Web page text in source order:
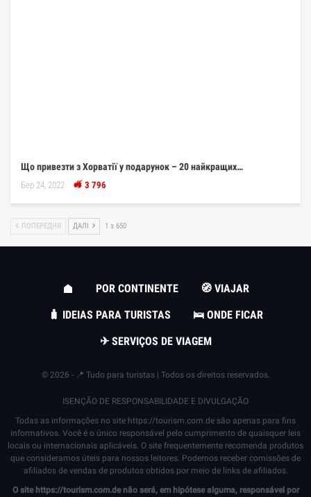
Що привезти з Хорватії у подарунок – 20 найкращих…
Бер 24, 2022 3 796
ПОПЕРЕДНЯ ДАЛІ 1 з 650
POR CONTINENTE
🧭 VIAJAR
🧳 IDEIAS PARA TURISTAS
🛌 ONDE FICAR
✈ SERVIÇOS DE VIAGEM
© 2026 - 📍 Tudo para turistas | Todos os direitos reservados.
ISENÇÃO DE RESPONSABILIDADE E DIVULGAÇÃO
Todas as informações no site https://tourism.com.de são apenas para fins
informativos. Você é o único responsável pelo cumprimento de quaisquer leis
locais ou internacionais aplicáveis. O site frequentemente recomenda produtos
que consideramos úteis para nossos leitores. Podemos receber comissões de
afiliados de vendas de produtos obtidos por meio de links de afiliados.
O site https://tourism.com.denão será, em hipótese alguma, responsável por